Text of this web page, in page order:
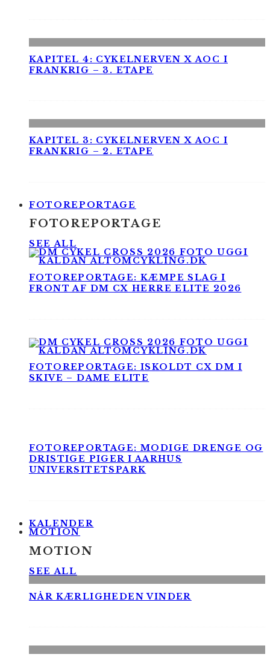
KAPITEL 4: CYKELNERVEN X AOC I
FRANKRIG – 3. ETAPE
KAPITEL 3: CYKELNERVEN X AOC I
FRANKRIG – 2. ETAPE
FOTOREPORTAGE
FOTOREPORTAGE
SEE ALL
FOTOREPORTAGE: KÆMPE SLAG I
FRONT AF DM CX HERRE ELITE 2026
FOTOREPORTAGE: ISKOLDT CX DM I
SKIVE – DAME ELITE
FOTOREPORTAGE: MODIGE DRENGE OG
DRISTIGE PIGER I AARHUS
UNIVERSITETSPARK
KALENDER
MOTION
MOTION
SEE ALL
NÅR KÆRLIGHEDEN VINDER